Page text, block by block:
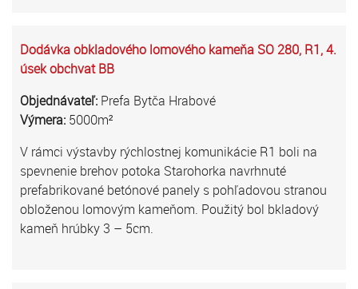
Dodávka obkladového lomového kameňa SO 280, R1, 4.
úsek obchvat BB
Objednávateľ: Prefa Bytča Hrabové
Výmera: 5000m²
V rámci výstavby rýchlostnej komunikácie R1 boli na
spevnenie brehov potoka Starohorka navrhnuté
prefabrikované betónové panely s pohľadovou stranou
obloženou lomovým kameňom. Použitý bol bkladový
kameň hrúbky 3 – 5cm.